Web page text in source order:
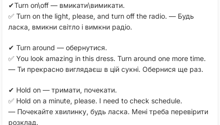
✔Turn on\off — вмикати\вимикати.
✅ Turn on the light, please, and turn off the radio. — Будь
ласка, вмикни світло і вимкни радіо.
✔ Turn around — обернутися.
✅ You look amazing in this dress. Turn around one more time.
— Ти прекрасно виглядаєш в цій сукні. Обернися ще раз.
✔ Hold on — тримати, почекати.
✅ Hold on a minute, please. I need to check schedule.
— Почекайте хвилинку, будь ласка. Мені треба перевірити
розклад.